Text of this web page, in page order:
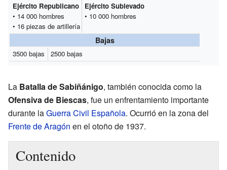
Ejército Republicano
• 14 000 hombres
• 16 piezas de artillería
Ejército Sublevado
• 10 000 hombres
Bajas
3500 bajas 2500 bajas
La Batalla de Sabiñánigo, también conocida como la
Ofensiva de Biescas, fue un enfrentamiento importante
durante laGuerra Civil Española. Ocurrió en la zona del
Frente de Aragón en el otoño de 1937.
Contenido